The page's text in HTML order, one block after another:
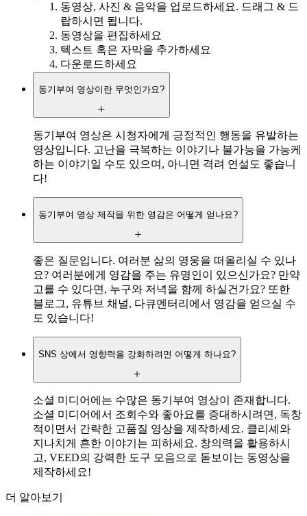
동영상, 사진 & 음악을 업로드하세요. 드래그 & 드
랍하시면 됩니다.
동영상을 편집하세요
텍스트 혹은 자막을 추가하세요
다운로드하세요
동기부여 영상이란 무엇인가요?
동기부여 영상은 시청자에게 긍정적인 행동을 유발하는
영상입니다. 고난을 극복하는 이야기나 불가능을 가능케
하는 이야기일 수도 있으며, 아니면 격려 연설도 좋습니
다!
동기부여 영상 제작을 위한 영감은 어떻게 얻나요?
좋은 질문입니다. 여러분 삶의 영웅을 떠올리실 수 있나
요? 여러분에게 영감을 주는 유명인이 있으신가요? 만약
고를 수 있다면, 누구와 저녁을 함께 하실건가요? 또한
블로그, 유튜브 채널, 다큐멘터리에서 영감을 얻으실 수
도 있습니다!
SNS 상에서 영향력을 강화하려면 어떻게 하나요?
소셜 미디어에는 수많은 동기부여 영상이 존재합니다.
소셜 미디어에서 조회수와 좋아요를 증대하시려면, 독창
적이면서 간략한 고품질 영상을 제작하세요. 클리셰와
지나치게 흔한 이야기는 피하세요. 창의력을 활용하시
고, VEED의 강력한 도구 모음으로 돋보이는 동영상을
제작하세요!
더 알아보기